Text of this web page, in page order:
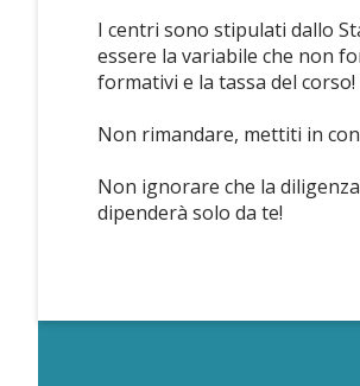
I centri sono stipulati dallo
essere la variabile che non
formativi e la tassa del corso!
Non rimandare, mettiti in
Non ignorare che la
dipenderà solo da te!